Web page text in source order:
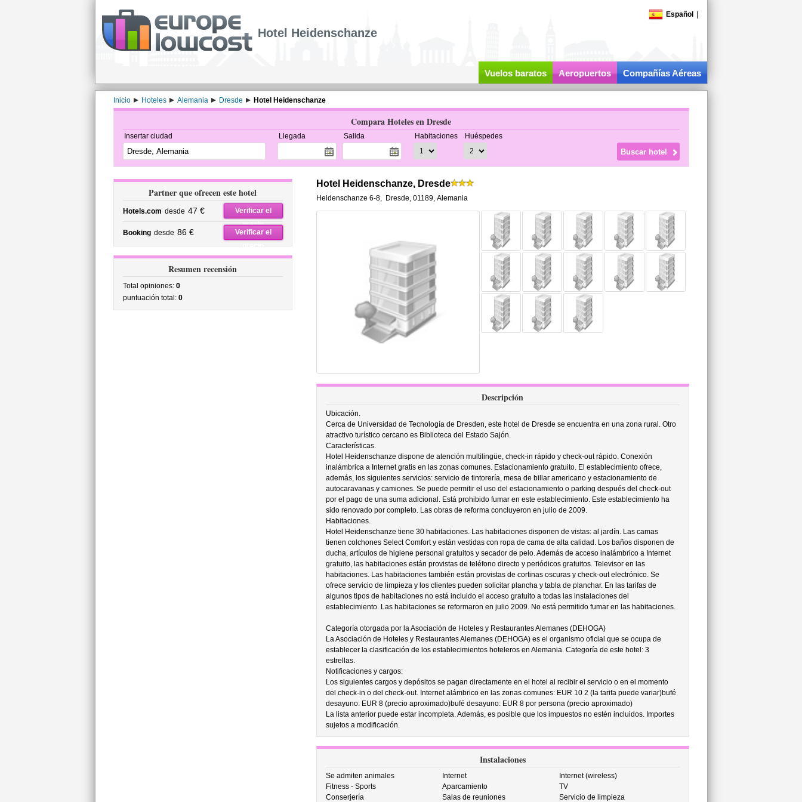
Español
Hotel Heidenschanze
Vuelos baratos Aeropuertos Compañías Aéreas
Inicio Hoteles Alemania Dresde Hotel Heidenschanze
Compara Hoteles en Dresde
Insertar ciudad Llegada Salida Habitaciones Huéspedes
Partner que ofrecen este hotel
Hotels.com desde 47 €
Verificar el
precio
Booking desde 86 €
Verificar el
precio
Resumen recensión
Total opiniones: 0
puntuación total: 0
Hotel Heidenschanze, Dresde
Heidenschanze 6-8, Dresde, 01189, Alemania
Descripción
Ubicación.
Cerca de Universidad de Tecnología de Dresden, este hotel de Dresde se encuentra en una zona rural. Otro
atractivo turístico cercano es Biblioteca del Estado Sajón.
Características.
Hotel Heidenschanze dispone de atención multilingüe, check-in rápido y check-out rápido. Conexión
inalámbrica a Internet gratis en las zonas comunes. Estacionamiento gratuito. El establecimiento ofrece,
además, los siguientes servicios: servicio de tintorería, mesa de billar americano y estacionamiento de
autocaravanas y camiones. Se puede permitir el uso del estacionamiento o parking después del check-out
por el pago de una suma adicional. Está prohibido fumar en este establecimiento. Este establecimiento ha
sido renovado por completo. Las obras de reforma concluyeron en julio de 2009.
Habitaciones.
Hotel Heidenschanze tiene 30 habitaciones. Las habitaciones disponen de vistas: al jardín. Las camas
tienen colchones Select Comfort y están vestidas con ropa de cama de alta calidad. Los baños disponen de
ducha, artículos de higiene personal gratuitos y secador de pelo. Además de acceso inalámbrico a Internet
gratuito, las habitaciones están provistas de teléfono directo y periódicos gratuitos. Televisor en las
habitaciones. Las habitaciones también están provistas de cortinas oscuras y check-out electrónico. Se
ofrece servicio de limpieza y los clientes pueden solicitar plancha y tabla de planchar. En las tarifas de
algunos tipos de habitaciones no está incluido el acceso gratuito a todas las instalaciones del
establecimiento. Las habitaciones se reformaron en julio 2009. No está permitido fumar en las habitaciones.
Categoría otorgada por la Asociación de Hoteles y Restaurantes Alemanes (DEHOGA)
La Asociación de Hoteles y Restaurantes Alemanes (DEHOGA) es el organismo oficial que se ocupa de
establecer la clasificación de los establecimientos hoteleros en Alemania. Categoría de este hotel: 3
estrellas.
Notificaciones y cargos:
Los siguientes cargos y depósitos se pagan directamente en el hotel al recibir el servicio o en el momento
del check-in o del check-out. Internet alámbrico en las zonas comunes: EUR 10 2 (la tarifa puede variar)bufé
desayuno: EUR 8 (precio aproximado)bufé desayuno: EUR 8 por persona (precio aproximado)
La lista anterior puede estar incompleta. Además, es posible que los impuestos no estén incluidos. Importes
sujetos a modificación.
Instalaciones
Se admiten animales Internet
Internet (wireless)
Fitness - Sports
Aparcamiento
TV
Conserjería
Salas de reuniones Servicio de limpieza